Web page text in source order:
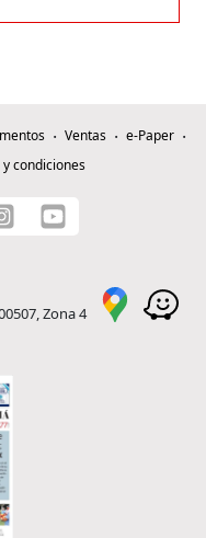
Ventas
e-Paper
condiciones
Zona 4